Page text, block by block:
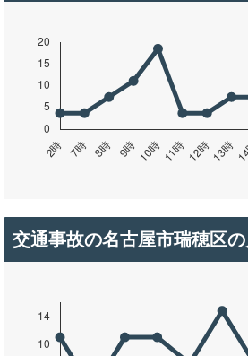
交通事故の名古屋市瑞穂区